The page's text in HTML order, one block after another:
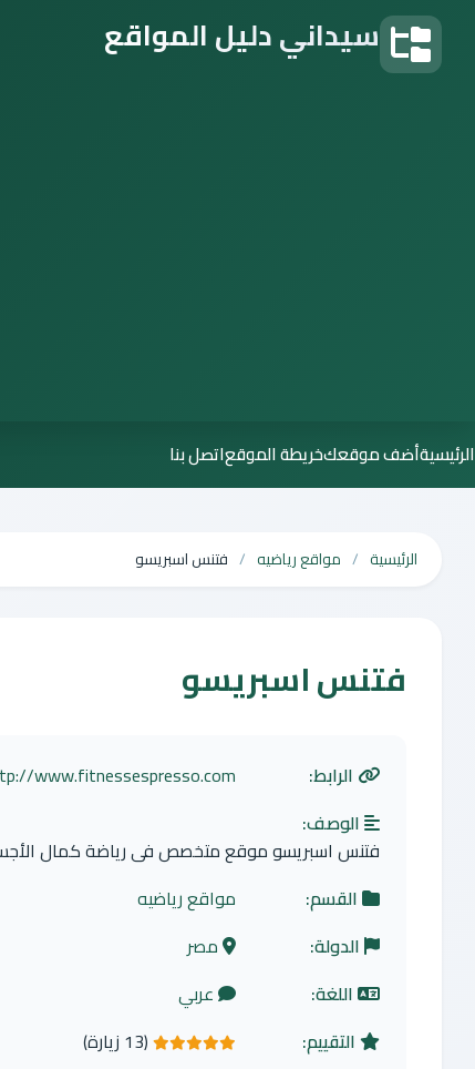
سيداني دليل المواقع
الرئيسيةأضف موقعكخريطة الموقعاتصل بنا
الرئيسية مواقع رياضيه فتنس اسبريسو
فتنس اسبريسو
الرابط:
www.fitnessespresso.com
الوصف:
فتنس اسبريسو موقع متخصص فى رياضة كمال الأجسام
القسم:
مواقع رياضيه
الدولة:
مصر
اللغة:
عربي
التقييم:
5.0 من 5 نجوم
(13 زيارة)